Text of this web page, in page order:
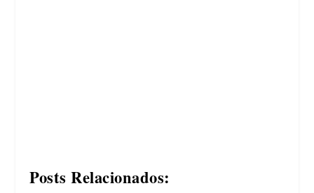
Posts Relacionados: